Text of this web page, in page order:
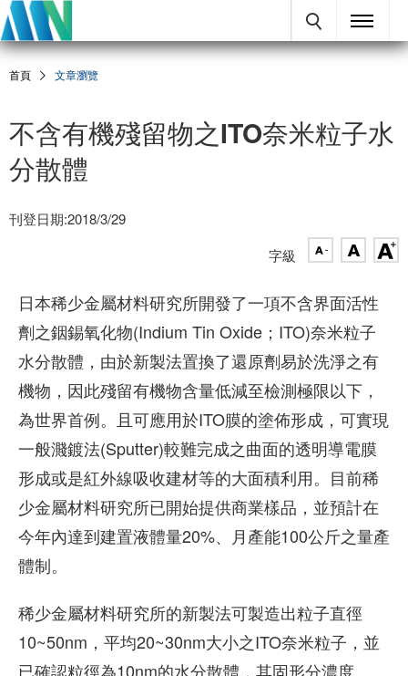
首頁 文章瀏覽
不含有機殘留物之ITO奈米粒子水
分散體
刊登日期:2018/3/29
字級
日本稀少金屬材料研究所開發了一項不含界面活性
劑之銦錫氧化物​(Indium Tin Oxide；ITO)奈米粒子
水分散體，由於新製法置換了還原劑易於洗淨之有
機物，因此殘留有機物含量低減至檢測極限以下，
為世界首例。且可應用於ITO膜的塗佈形成，可實現
一般濺鍍法(Sputter)較難完成之曲面的透明導電膜
形成或是紅外線吸收建材等的大面積利用。目前稀
少金屬材料研究所已開始提供商業樣品，並預計在
今年內達到建置液體量20%、月產能100公斤之量產
體制。
稀少金屬材料研究所的新製法可製造出粒子直徑
10~50nm，平均20~30nm大小之ITO奈米粒子，並
已確認粒徑為10nm的水分散體，其固形分濃度